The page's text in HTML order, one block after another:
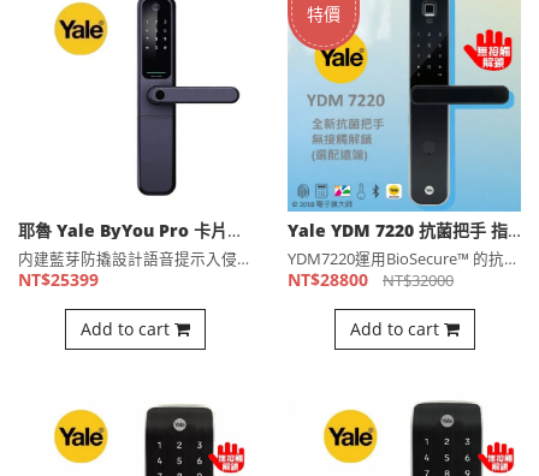
耶魯 Yale ByYou Pro 卡片指紋五合一電子鎖/公司貨含安裝
内建藍芽防撬設計語音提示入侵/破壞警報功能自動上鎖功能虛擬密⋯
NT$25399
Add to cart
特價
Yale YDM 7220 抗菌把手 指紋/密碼/卡片/鑰匙 選配藍芽 電子鎖(公司貨)
YDM7220運用BioSecure™ 的抗菌塗層技術,此塗⋯
NT$28800 NT$32000
Add to cart